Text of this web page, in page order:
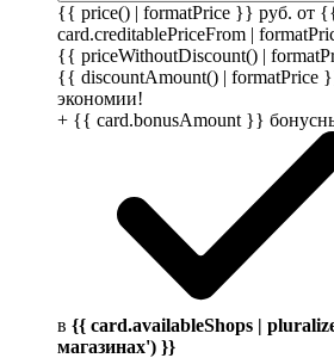
{{ price() | formatPrice }} руб. от
card.creditablePriceFrom |
{{ priceWithoutDiscount() |
{{ discountAmount() | formatPrice
экономии!
+ {{ card.bonusAmount }}
в {{ card.availableShops |
магазинах') }}